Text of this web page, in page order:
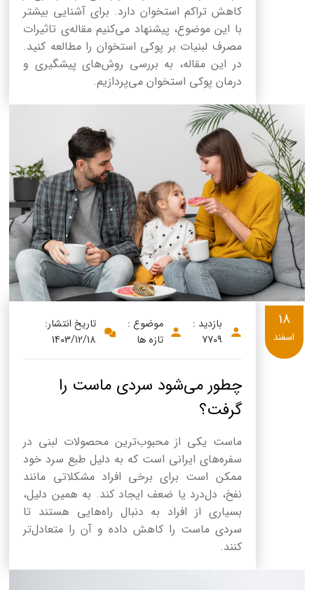
کاهش تراکم استخوان دارد. برای آشنایی بیشتر
با این موضوع، پیشنهاد می‌کنیم مقاله‌ی تاثیرات
مصرف لبنیات بر پوکی استخوان را مطالعه کنید.
در این مقاله، به بررسی روش‌های پیشگیری و
درمان پوکی استخوان می‌پردازیم.
بازدید :
7709
موضوع :
تازه ها
تاریخ انتشار:
1403/12/18
چطور می‌شود سردی ماست را
گرفت؟
ماست یکی از محبوب‌ترین محصولات لبنی در
سفره‌های ایرانی است که به دلیل طبع سرد خود
ممکن است برای برخی افراد مشکلاتی مانند
نفخ، دل‌درد یا ضعف ایجاد کند. به همین دلیل،
بسیاری از افراد به دنبال راه‌هایی هستند تا
سردی ماست را کاهش داده و آن را متعادل‌تر
کنند.
18
اسفند